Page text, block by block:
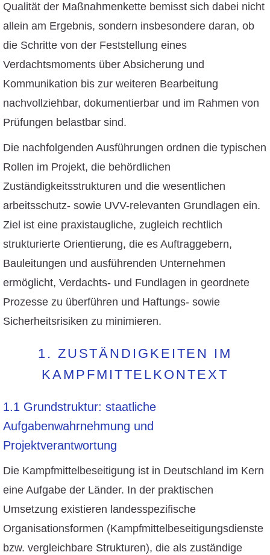
Qualität der Maßnahmenkette bemisst sich dabei nicht
allein am Ergebnis, sondern insbesondere daran, ob
die Schritte von der Feststellung eines
Verdachtsmoments über Absicherung und
Kommunikation bis zur weiteren Bearbeitung
nachvollziehbar, dokumentierbar und im Rahmen von
Prüfungen belastbar sind.
Die nachfolgenden Ausführungen ordnen die typischen
Rollen im Projekt, die behördlichen
Zuständigkeitsstrukturen und die wesentlichen
arbeitsschutz- sowie UVV-relevanten Grundlagen ein.
Ziel ist eine praxistaugliche, zugleich rechtlich
strukturierte Orientierung, die es Auftraggebern,
Bauleitungen und ausführenden Unternehmen
ermöglicht, Verdachts- und Fundlagen in geordnete
Prozesse zu überführen und Haftungs- sowie
Sicherheitsrisiken zu minimieren.
1. ZUSTÄNDIGKEITEN IM
KAMPFMITTELKONTEXT
1.1 Grundstruktur: staatliche
Aufgabenwahrnehmung und
Projektverantwortung
Die Kampfmittelbeseitigung ist in Deutschland im Kern
eine Aufgabe der Länder. In der praktischen
Umsetzung existieren landesspezifische
Organisationsformen (Kampfmittelbeseitigungsdienste
bzw. vergleichbare Strukturen), die als zuständige